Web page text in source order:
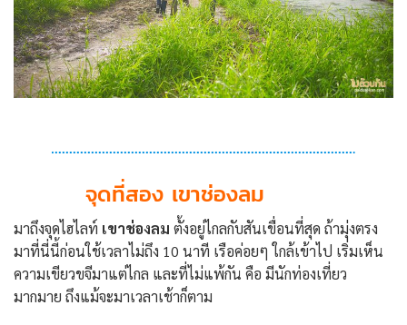
จุดที่สอง เขาช่องลม
มาถึงจุดไฮไลท์ เขาช่องลม ตั้งอยู่ไกลกับสันเขื่อนที่สุด ถ้ามุ่งตรง
มาที่นี่นี้ก่อนใช้เวลาไม่ถึง 10 นาที เรือค่อยๆ ใกล้เข้าไป เริ่มเห็น
ความเขียวขจีมาแต่ไกล และที่ไม่แพ้กัน คือ มีนักท่องเที่ยว
มากมาย ถึงแม้จะมาเวลาเช้าก็ตาม